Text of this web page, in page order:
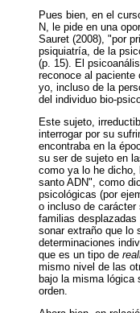
Pues bien, en el
N, le pide en una
Sauret (2008), "por
psiquiatría, de la
(p. 15). El
reconoce al paciente
yo, incluso de la
del individuo bio-
Este sujeto,
interrogar por su
encontraba en la
su ser de sujeto en
como ya lo he dicho,
santo ADN", como
psicológicas (por
o incluso de carácter
familias
sonar extraño que lo
determinaciones
que es un tipo de
mismo nivel de las
bajo la misma lógica
orden.